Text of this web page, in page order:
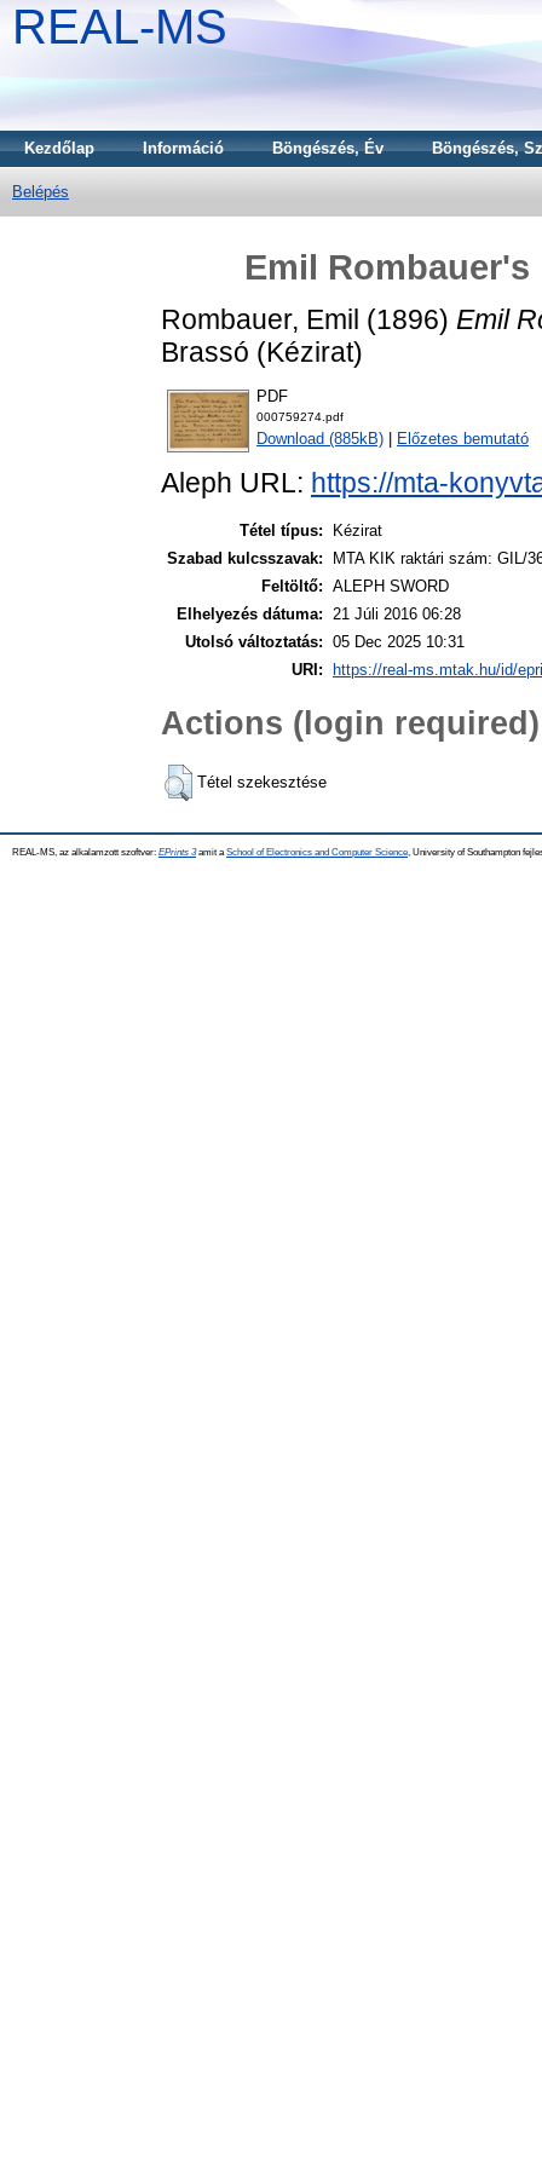
REAL-MS
Kezdőlap Információ Böngészés, Év Böngészés,
Belépés
Emil
Rombauer, Emil (1896) Emil
Brassó (Kézirat)
PDF
000759274.pdf
Download (885kB) Előzetes bemutató
Aleph URL: https://mta-
Tétel típus:
Kézirat
Szabad kulcsszavak:
MTA KIK raktári szám: GIL/
Feltöltő: ALEPH SWORD
Elhelyezés dátuma: 21 Júli 2016 06:28
Utolsó változtatás: 05 Dec 2025 10:31
URI:
https://real-ms.mtak.hu/id/
Actions (login required)
Tétel szekesztése
REAL-MS, az alkalamzott szoftver: EPrints 3amit a School of Electronics and Computer Science , University of Southampton